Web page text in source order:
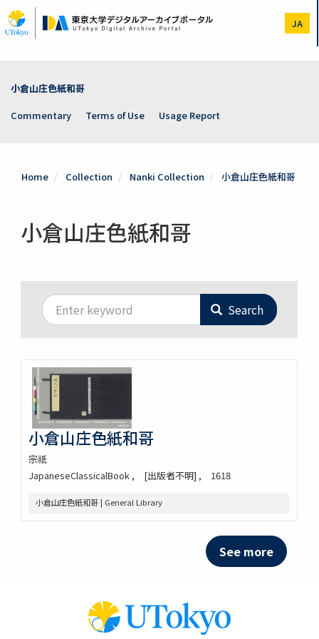
to
main
JA
小倉山庄色紙和哥
Commentary
Terms of Use Usage Report
Home Collection Nanki Collection 小倉山庄色紙和哥
小倉山庄色紙和哥
Search
小倉山庄色紙和哥
宗祇
JapaneseClassicalBook
[出版者不明] 1618
小倉山庄色紙和哥 | General Library
See more